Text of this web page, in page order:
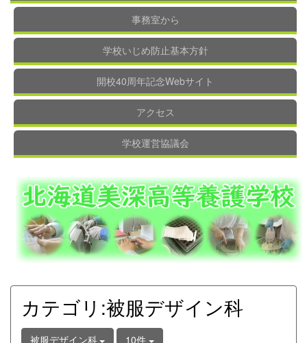
事務室から
学校いじめ防止基本方針
開校40周年記念Webサイト
アクセス
学校運営協議会
カテゴリ:被服デザイン科
被服デザイン科 10件